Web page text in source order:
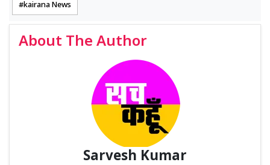
kairana News
About The Author
Sarvesh Kumar